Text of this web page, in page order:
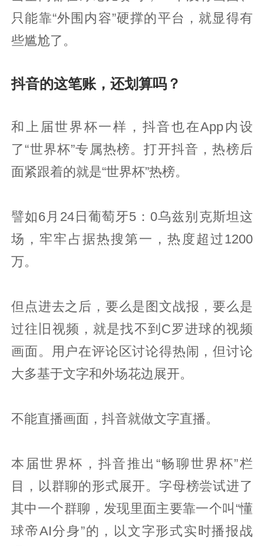
只能靠“外围内容”硬撑的平台，就显得有
些尴尬了。
抖音的这笔账，还划算吗？
和上届世界杯一样，抖音也在App内设
了“世界杯”专属热榜。打开抖音，热榜后
面紧跟着的就是“世界杯”热榜。
譬如6月24日葡萄牙5：0乌兹别克斯坦这
场，牢牢占据热搜第一，热度超过1200
万。
但点进去之后，要么是图文战报，要么是
过往旧视频，就是找不到C罗进球的视频
画面。用户在评论区讨论得热闹，但讨论
大多基于文字和外场花边展开。
不能直播画面，抖音就做文字直播。
本届世界杯，抖音推出“畅聊世界杯”栏
目，以群聊的形式展开。字母榜尝试进了
其中一个群聊，发现里面主要靠一个叫“懂
球帝AI分身”的，以文字形式实时播报战